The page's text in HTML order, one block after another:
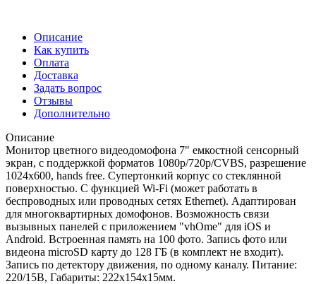
Описание
Как купить
Оплата
Доставка
Задать вопрос
Отзывы
Дополнительно
Описание
Монитор цветного видеодомофона 7" емкостной сенсорный
экран, с поддержкой форматов 1080р/720p/CVBS, разрешение
1024x600, hands free. Супертонкий корпус со стеклянной
поверхностью. С функцией Wi-Fi (может работать в
беспроводных или проводных сетях Ethernet). Адаптирован
для многоквартирных домофонов. Возможность связи
вызывных панелей с приложением "vhOme" для iOS и
Android. Встроенная память на 100 фото. Запись фото или
видеона microSD карту до 128 ГБ (в комплект не входит).
Запись по детектору движения, по одному каналу. Питание:
220/15В, Габариты: 222х154х15мм.